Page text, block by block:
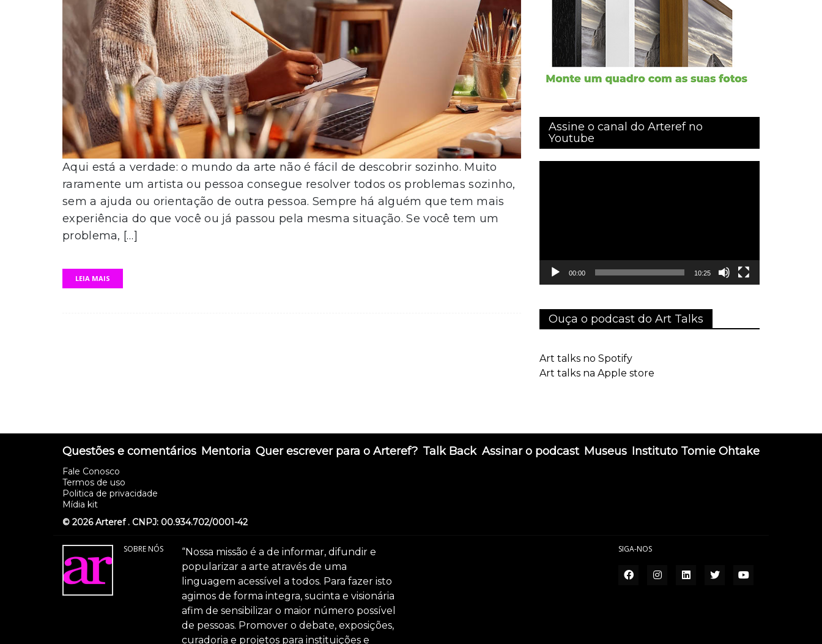
Aqui está a verdade: o mundo da arte não é fácil de descobrir sozinho. Muito
raramente um artista ou pessoa consegue resolver todos os problemas sozinho,
sem a ajuda ou orientação de outra pessoa. Sempre há alguém que tem mais
experiência do que você ou já passou pela mesma situação. Se você tem um
problema, […]
LEIA MAIS
Assine o canal do Arteref no
Youtube
00:00 10:25
Ouça o podcast do Art Talks
Art talks no Spotify
Art talks na Apple store
Questões e comentários
Fale Conosco
Termos de uso
Politica de privacidade
Mídia kit
Mentoria Quer escrever para o Arteref? Talk Back Assinar o podcast Museus Instituto Tomie Ohtake
© 2026 Arteref . CNPJ: 00.934.702/0001-42
SOBRE NÓS
“Nossa missão é a de informar, difundir e
popularizar a arte através de uma
linguagem acessível a todos. Para fazer isto
agimos de forma integra, sucinta e visionária
afim de sensibilizar o maior número possível
de pessoas. Promover o debate, exposições,
curadoria e projetos para instituições e
SIGA-NOS